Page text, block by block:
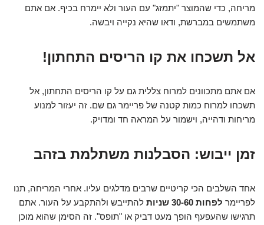
מריחה, כדי שהמוצר "יתמזג" עם העור ולא יימרח בכיף. אם אתם
משתמשים במברשת, ודאו שהיא נקייה ויבשה.
אל תשכחו את קו הריסים התחתון!
אם אתם מתכוונים למרוח צללית גם על קו הריסים התחתון, אל
תשכחו למרוח כמות קטנה של פריימר גם שם. זה יעזור למנוע
מריחות ודהייה, וישמור על המראה חד ומדויק.
זמן ייבוש: הסבלנות משתלמת בזהב
אחד השלבים הכי קריטיים שרבים מדלגים עליו. אחרי המריחה, תנו
לפריימר לפחות 30-60 שניות
להתייבש ולהתקבע על העור. אתם
תרגישו שהעפעף הופך מעט דביק או "תופס". זה הסימן שהוא מוכן